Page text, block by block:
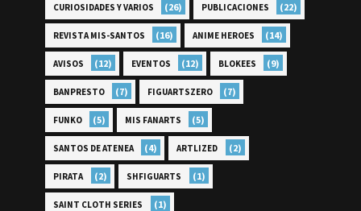
CURIOSIDADES Y VARIOS (26) PUBLICACIONES (22)
REVISTA MIS-SANTOS (16) ANIME HEROES (14)
AVISOS (12) EVENTOS (12) BLOKEES (9)
BANPRESTO (7) FIGUARTSZERO (7)
FUNKO (5) MIS FANARTS (5)
SANTOS DE ATENEA (4) ARTLIZED (2)
PIRATA (2) SHFIGUARTS (1)
SAINT CLOTH SERIES (1)